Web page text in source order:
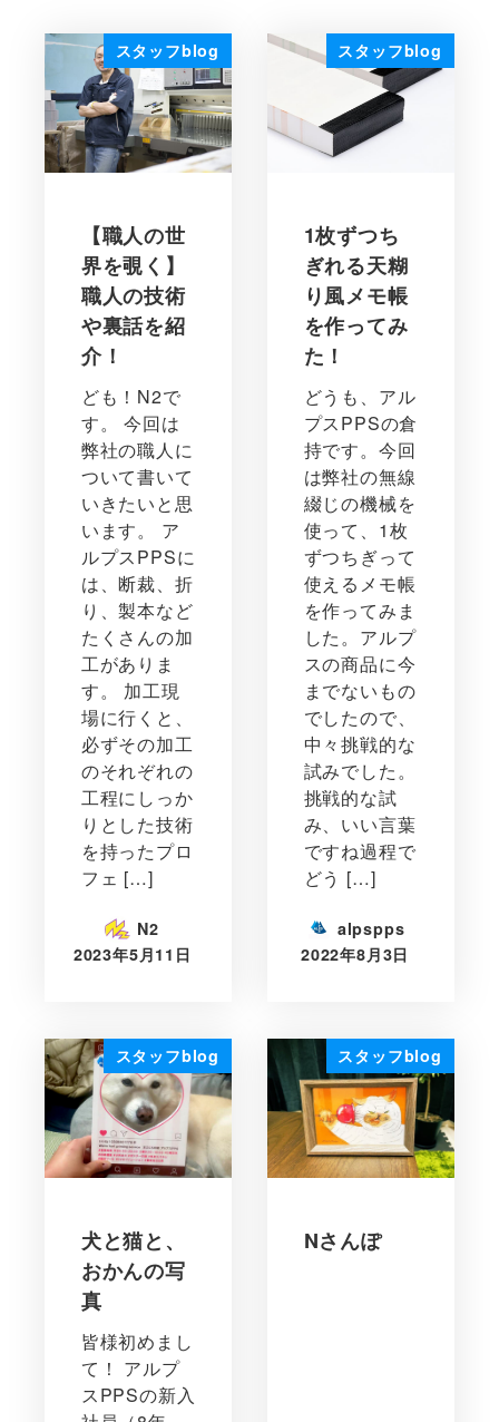
スタッフblog
【職人の世
界を覗く】
職人の技術
や裏話を紹
介！
ども！N2で
す。 今回は
弊社の職人に
ついて書いて
いきたいと思
います。 ア
ルプスPPSに
は、断裁、折
り、製本など
たくさんの加
工がありま
す。 加工現
場に行くと、
必ずその加工
のそれぞれの
工程にしっか
りとした技術
を持ったプロ
フェ […]
N2
2023年5月11日
スタッフblog
1枚ずつち
ぎれる天糊
り風メモ帳
を作ってみ
た！
どうも、アル
プスPPSの倉
持です。今回
は弊社の無線
綴じの機械を
使って、1枚
ずつちぎって
使えるメモ帳
を作ってみま
した。アルプ
スの商品に今
までないもの
でしたので、
中々挑戦的な
試みでした。
挑戦的な試
み、いい言葉
ですね過程で
どう […]
alpspps
2022年8月3日
スタッフblog
犬と猫と、
おかんの写
真
皆様初めまし
て！ アルプ
スPPSの新入
スタッフblog
Nさんぽ